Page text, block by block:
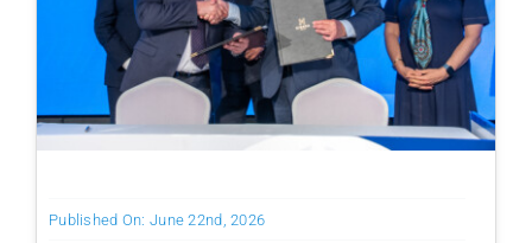
Published On: June 22nd, 2026